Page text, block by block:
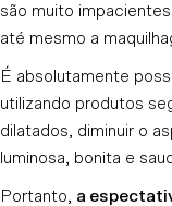
são muito
até mesmo a
É absolutamente
utilizando produtos
dilatados, diminuir o
luminosa, bonita e
Portanto, a